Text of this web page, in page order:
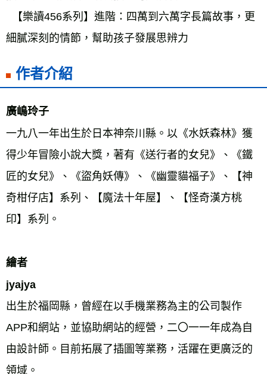
細膩深刻的情節，幫助孩子發展思辨力
作者介紹
廣嶋玲子
一九八一年出生於日本神奈川縣。以《水妖森林》獲
得少年冒險小說大獎，著有《送行者的女兒》、《鐵
匠的女兒》、《盜角妖傳》、《幽靈貓福子》、【神
奇柑仔店】系列、【魔法十年屋】、【怪奇漢方桃
印】系列。
繪者
jyajya
出生於福岡縣，曾經在以手機業務為主的公司製作
APP和網站，並協助網站的經營，二〇一一年成為自
由設計師。目前拓展了插圖等業務，活躍在更廣泛的
領域。